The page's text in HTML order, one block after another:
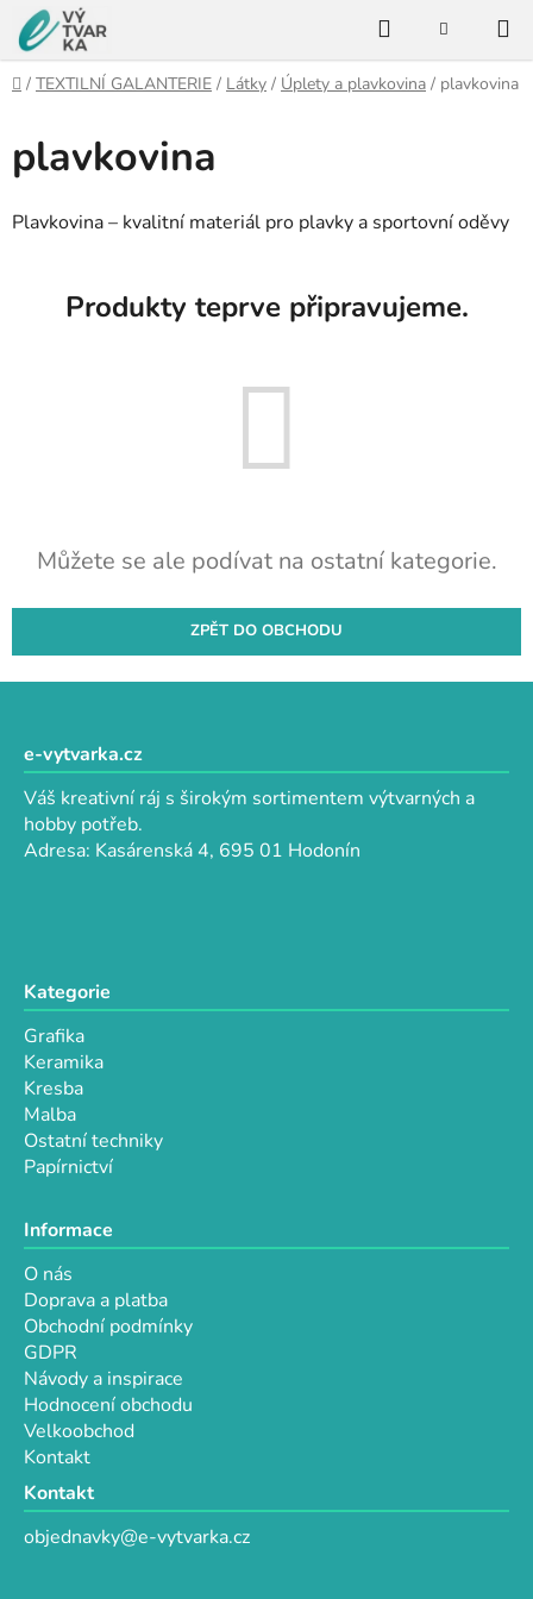
Přejít
na
obsah
HledatNÁKUPNÍ
Domů
/ TEXTILNÍ GALANTERIE / Látky / Úplety a plavkovina / plavkovina
plavkovina
Plavkovina – kvalitní materiál pro plavky a sportovní oděvy
Produkty teprve připravujeme.
Můžete se ale podívat na ostatní kategorie.
ZPĚT DO OBCHODU
e-vytvarka.cz
Váš kreativní ráj s širokým sortimentem výtvarných a
hobby potřeb.
Adresa: Kasárenská 4, 695 01 Hodonín
Kategorie
Grafika
Keramika
Kresba
Malba
Ostatní techniky
Papírnictví
Informace
O nás
Doprava a platba
Obchodní podmínky
GDPR
Návody a inspirace
Hodnocení obchodu
Velkoobchod
Kontakt
Kontakt
objednavky@e-vytvarka.cz